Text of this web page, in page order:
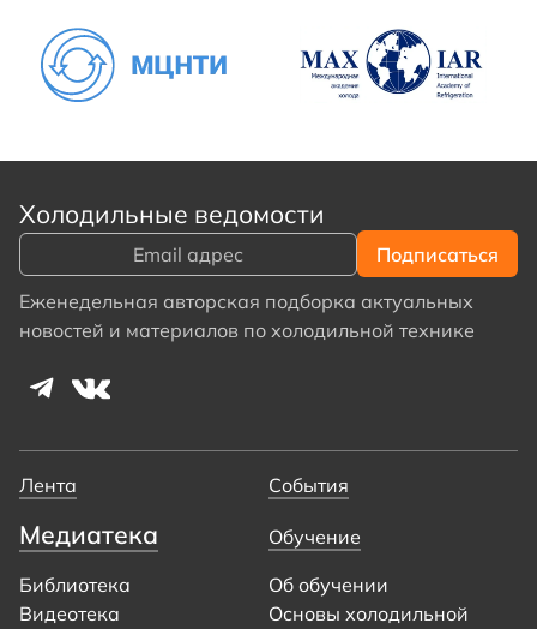
Холодильные ведомости
Еженедельная авторская подборка актуальных
новостей и материалов по холодильной технике
Лента События
Медиатека
Библиотека
Видеотека
Обучение
Об обучении
Основы холодильной